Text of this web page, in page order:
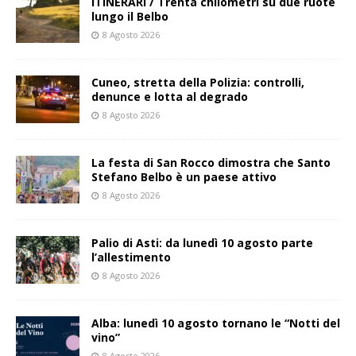
lungo il Belbo
8 Agosto 2026
Cuneo, stretta della Polizia: controlli,
denunce e lotta al degrado
8 Agosto 2026
La festa di San Rocco dimostra che Santo
Stefano Belbo è un paese attivo
8 Agosto 2026
Palio di Asti: da lunedì 10 agosto parte
l’allestimento
8 Agosto 2026
Alba: lunedì 10 agosto tornano le “Notti del
vino”